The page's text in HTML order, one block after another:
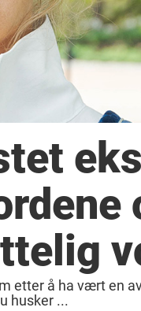
etter å ha vært en
husker ...